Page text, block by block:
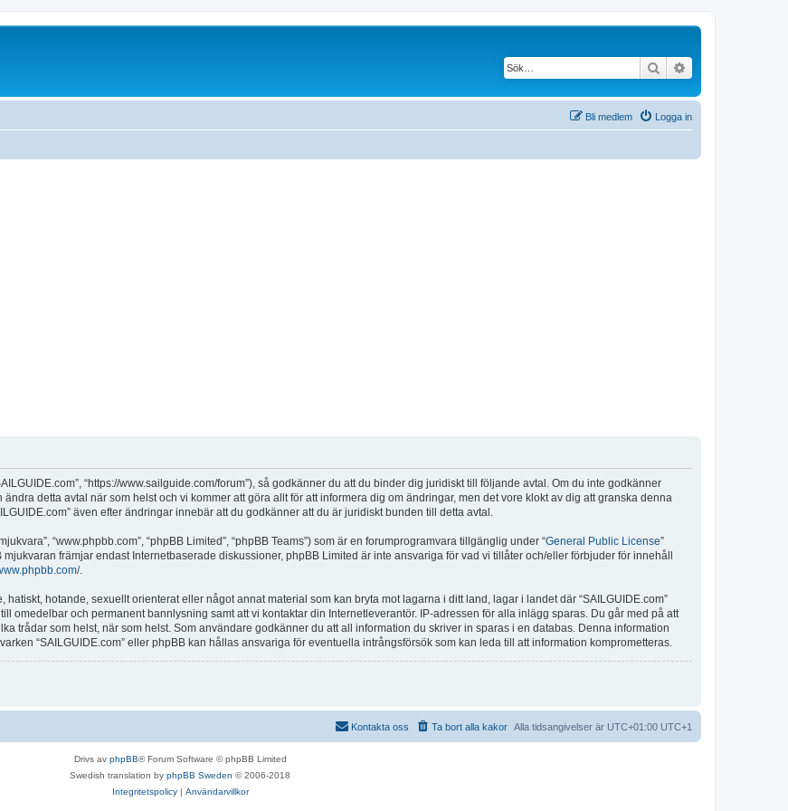
Sök
Logga in
Bli medlem
“https://www.sailguide.com/forum”), så godkänner du att du binder dig juridiskt till följande avtal. Om du inte godkänner
detta avtal när som helst och vi kommer att göra allt för att informera dig om ändringar, men det vore klokt av dig att granska denna
även efter ändringar innebär att du godkänner att du är juridiskt bunden till detta avtal.
“www.phpbb.com”, “phpBB Limited”, “phpBB Teams”) som är en forumprogramvara tillgänglig under “General Public License”
mjukvaran främjar endast Internetbaserade diskussioner, phpBB Limited är inte ansvariga för vad vi tillåter och/eller förbjuder för innehåll
.
hotande, sexuellt orienterat eller något annat material som kan bryta mot lagarna i ditt land, lagar i landet där “SAILGUIDE.com”
omedelbar och permanent bannlysning samt att vi kontaktar din Internetleverantör. IP-adressen för alla inlägg sparas. Du går med på att
trådar som helst, när som helst. Som användare godkänner du att all information du skriver in sparas i en databas. Denna information
“SAILGUIDE.com” eller phpBB kan hållas ansvariga för eventuella intrångsförsök som kan leda till att information komprometteras.
Alla tidsangivelser är UTC+01:00 UTC+1
Ta bort alla kakor
Kontakta oss
Drivs av phpBB® Forum Software © phpBB Limited
Swedish translation by phpBB Sweden © 2006-2018
Integritetspolicy| Användarvillkor